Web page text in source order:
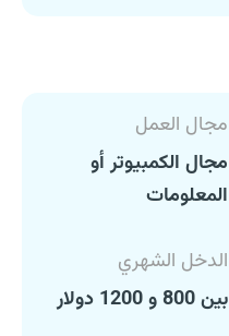
مجال العمل
مجال الكمبيوتر أو
المعلومات
الدخل الشهري
بين 800 و 1200 دولار